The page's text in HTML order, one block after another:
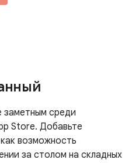
заметным среди
Store. Добавьте
возможность
за столом на складных